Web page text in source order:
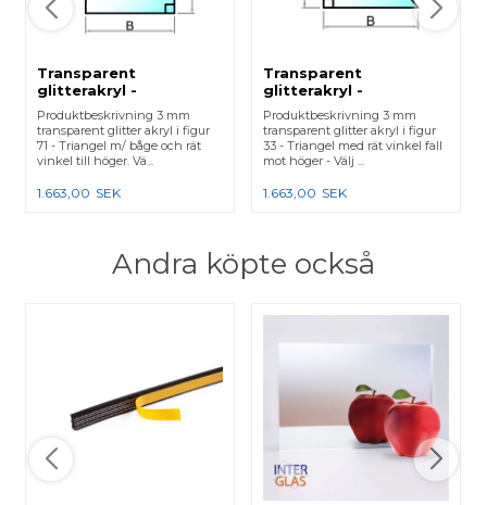
Transparent
glitterakryl -
Laserskuren - Figur 71
Produktbeskrivning 3 mm
transparent glitter akryl i figur
71 - Triangel m/ båge och rät
vinkel till höger. Vä...
1.663,00 SEK
Transparent
glitterakryl -
Laserskuren - Figur 33
Produktbeskrivning 3 mm
transparent glitter akryl i figur
33 - Triangel med rät vinkel fall
mot höger - Välj ...
1.663,00 SEK
Andra köpte också